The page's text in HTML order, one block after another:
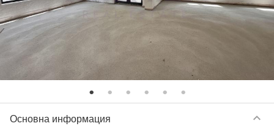
Основна информация keyboard_arrow_down